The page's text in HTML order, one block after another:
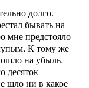
долго.
бывать на
мне предстояло
К тому же
на убыль.
десяток
шло ни в какое